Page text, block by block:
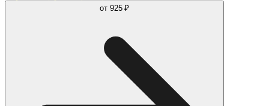
от 925 ₽